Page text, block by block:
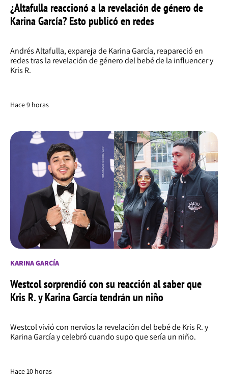
¿Altafulla reaccionó a la revelación de género de
Karina García? Esto publicó en redes
Andrés Altafulla, expareja de Karina García, reapareció en
redes tras la revelación de género del bebé de la influencer y
Kris R.
Hace 9 horas
KARINA GARCÍA
Westcol sorprendió con su reacción al saber que
Kris R. y Karina García tendrán un niño
Westcol vivió con nervios la revelación del bebé de Kris R. y
Karina García y celebró cuando supo que sería un niño.
Hace 10 horas